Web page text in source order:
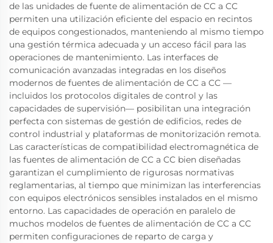
de las unidades de fuente de alimentación de CC a CC
permiten una utilización eficiente del espacio en recintos
de equipos congestionados, manteniendo al mismo tiempo
una gestión térmica adecuada y un acceso fácil para las
operaciones de mantenimiento. Las interfaces de
comunicación avanzadas integradas en los diseños
modernos de fuentes de alimentación de CC a CC —
incluidos los protocolos digitales de control y las
capacidades de supervisión— posibilitan una integración
perfecta con sistemas de gestión de edificios, redes de
control industrial y plataformas de monitorización remota.
Las características de compatibilidad electromagnética de
las fuentes de alimentación de CC a CC bien diseñadas
garantizan el cumplimiento de rigurosas normativas
reglamentarias, al tiempo que minimizan las interferencias
con equipos electrónicos sensibles instalados en el mismo
entorno. Las capacidades de operación en paralelo de
muchos modelos de fuentes de alimentación de CC a CC
permiten configuraciones de reparto de carga y